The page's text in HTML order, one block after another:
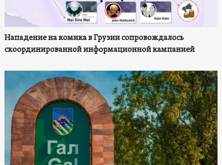
Нападение на комика в Грузии сопровождалось
скоординированной информационной кампанией